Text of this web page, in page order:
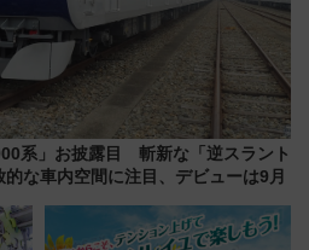
系」お披露目 斬新な「逆スラント
な車内空間に注目、デビューは9月